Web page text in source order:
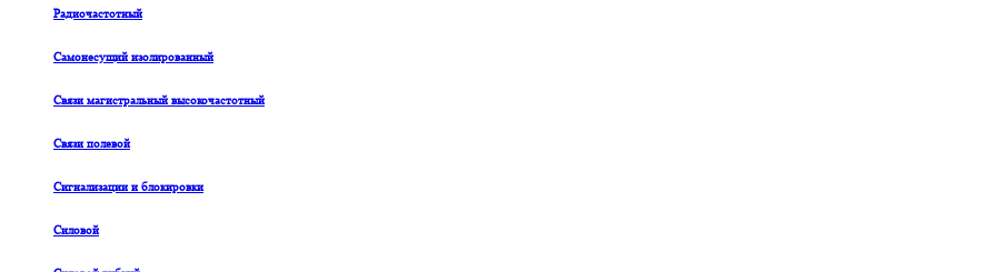
Радиочастотный
Самонесущий изолированный
Связи магистральный высокочастотный
Связи полевой
Сигнализации и блокировки
Силовой